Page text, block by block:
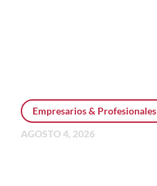
Empresarios & Profesionales
AGOSTO 4, 2026